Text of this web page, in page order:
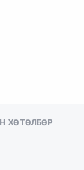
ХӨТӨЛБӨР